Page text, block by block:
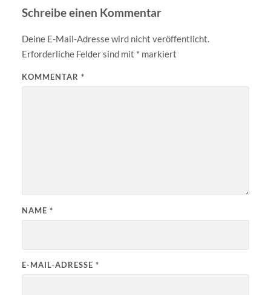
Schreibe einen Kommentar
Deine E-Mail-Adresse wird nicht veröffentlicht.
Erforderliche Felder sind mit * markiert
KOMMENTAR *
NAME *
E-MAIL-ADRESSE *